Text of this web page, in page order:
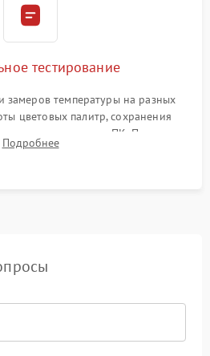
тестирование
замеров температуры на разных
цветовых палитр, сохранения
передачи данных на ПК. Проверка
и итоговый контроль качества.
Подробнее